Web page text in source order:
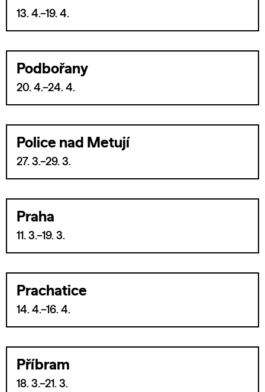
13. 4.–19. 4.
Podbořany
20. 4.–24. 4.
Police nad Metují
27. 3.–29. 3.
Praha
11. 3.–19. 3.
Prachatice
14. 4.–16. 4.
Příbram
18. 3.–21. 3.